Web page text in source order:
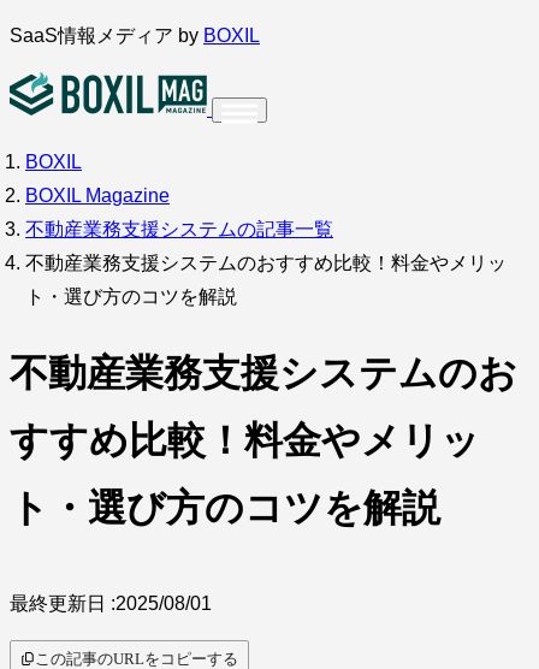
内
を
キ
ッ
プ
SaaS情報メディア by BOXIL
インタビュー
調査・アンケート
BOXIL
BOXIL Magazine
不動産業務支援システムの記事一覧
不動産業務支援システムのおすすめ比較！料金やメリッ
ト・選び方のコツを解説
不動産業務支援システムのお
すすめ比較！料金やメリッ
ト・選び方のコツを解説
最終更新日 :2025/08/01
この記事のURLをコピーする